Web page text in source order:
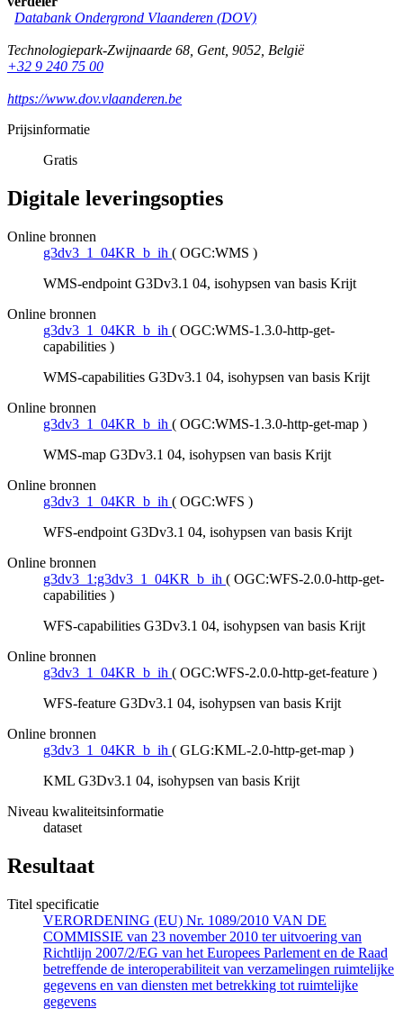
Databank Ondergrond Vlaanderen (DOV)
Technologiepark-Zwijnaarde 68, Gent, 9052, België
+32 9 240 75 00
https://www.dov.vlaanderen.be
Prijsinformatie
Gratis
Digitale leveringsopties
Online bronnen
g3dv3_1_04KR_b_ih ( OGC:WMS )
WMS-endpoint G3Dv3.1 04, isohypsen van basis Krijt
Online bronnen
g3dv3_1_04KR_b_ih ( OGC:WMS-1.3.0-http-get-
capabilities )
WMS-capabilities G3Dv3.1 04, isohypsen van basis Krijt
Online bronnen
g3dv3_1_04KR_b_ih ( OGC:WMS-1.3.0-http-get-map )
WMS-map G3Dv3.1 04, isohypsen van basis Krijt
Online bronnen
g3dv3_1_04KR_b_ih ( OGC:WFS )
WFS-endpoint G3Dv3.1 04, isohypsen van basis Krijt
Online bronnen
g3dv3_1:g3dv3_1_04KR_b_ih ( OGC:WFS-2.0.0-http-get-
capabilities )
WFS-capabilities G3Dv3.1 04, isohypsen van basis Krijt
Online bronnen
g3dv3_1_04KR_b_ih ( OGC:WFS-2.0.0-http-get-feature )
WFS-feature G3Dv3.1 04, isohypsen van basis Krijt
Online bronnen
g3dv3_1_04KR_b_ih ( GLG:KML-2.0-http-get-map )
KML G3Dv3.1 04, isohypsen van basis Krijt
Niveau kwaliteitsinformatie
dataset
Resultaat
Titel specificatie
VERORDENING (EU) Nr. 1089/2010 VAN DE
COMMISSIE van 23 november 2010 ter uitvoering van
Richtlijn 2007/2/EG van het Europees Parlement en de Raad
betreffende de interoperabiliteit van verzamelingen ruimtelijke
gegevens en van diensten met betrekking tot ruimtelijke
gegevens